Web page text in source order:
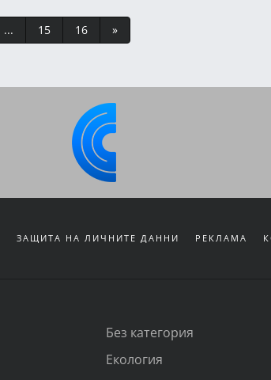
... 15 16 »
ЗАЩИТА НА ЛИЧНИТЕ ДАННИ РЕКЛАМА
Без категория
Екология